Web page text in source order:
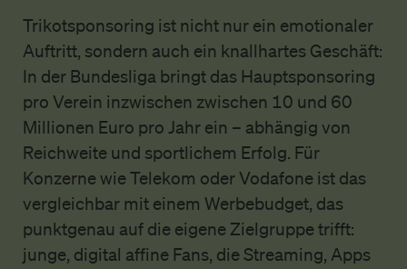
Trikotsponsoring ist nicht nur ein emotionaler
Auftritt, sondern auch ein knallhartes Geschäft:
In der Bundesliga bringt das Hauptsponsoring
pro Verein inzwischen zwischen 10 und 60
Millionen Euro pro Jahr ein – abhängig von
Reichweite und sportlichem Erfolg. Für
Konzerne wie Telekom oder Vodafone ist das
vergleichbar mit einem Werbebudget, das
punktgenau auf die eigene Zielgruppe trifft:
junge, digital affine Fans, die Streaming, Apps